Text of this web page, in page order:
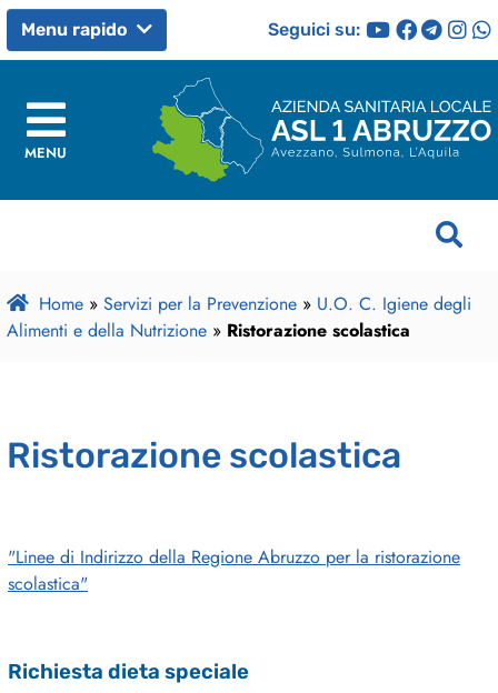
Menu rapido Seguici su:
MENU
Home » Servizi per la Prevenzione » U.O. C. Igiene degli
Alimenti e della Nutrizione » Ristorazione scolastica
Ristorazione scolastica
"Linee di Indirizzo della Regione Abruzzo per la ristorazione
scolastica"
Richiesta dieta speciale